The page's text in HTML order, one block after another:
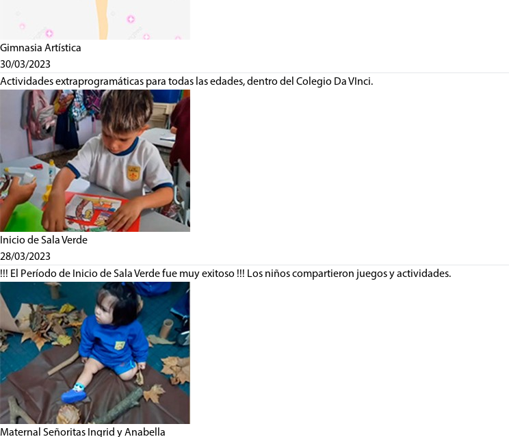
Gimnasia Artística
30/03/2023
Actividades extraprogramáticas para todas las edades, dentro del Colegio Da VInci.
Inicio de Sala Verde
28/03/2023
!!! El Período de Inicio de Sala Verde fue muy exitoso !!! Los niños compartieron juegos y actividades.
Maternal Señoritas Ingrid y Anabella